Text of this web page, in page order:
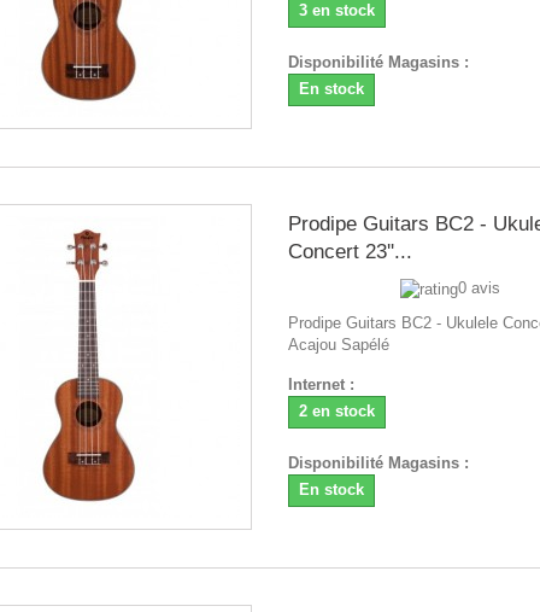
3 en stock
Disponibilité Magasins :
En stock
Prodipe Guitars BC2 -
Concert 23''...
0 avis
Prodipe Guitars BC2 - Ukulele
Acajou Sapélé
Internet :
2 en stock
Disponibilité Magasins :
En stock